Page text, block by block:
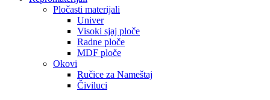
Pločasti materijali
Univer
Visoki sjaj ploče
Radne ploče
MDF ploče
Okovi
Ručice za Nameštaj
Čiviluci